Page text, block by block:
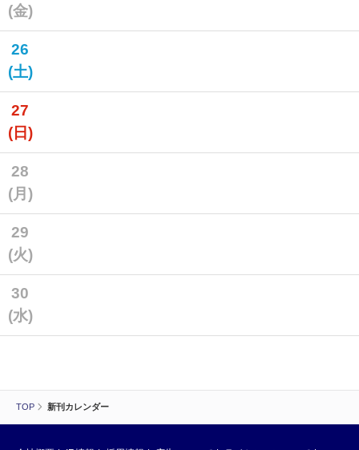
TOP 新刊カレンダー
(金)
26
(土)
27
(日)
28
(月)
29
(火)
30
(水)